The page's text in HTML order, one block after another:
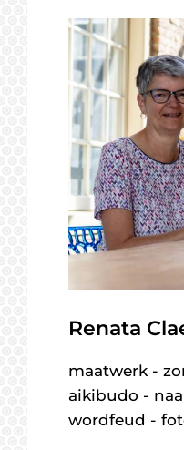
Renata
maatwerk -
aikibudo -
wordfeud -